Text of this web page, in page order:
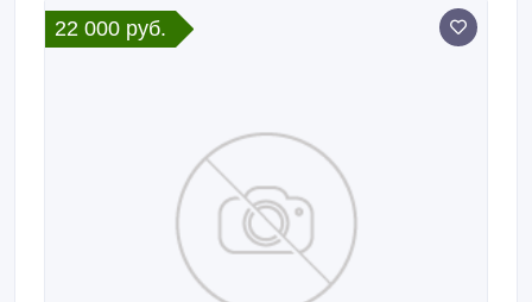
покупаем любую электронную технику, б/у и новую.
22 000 руб.